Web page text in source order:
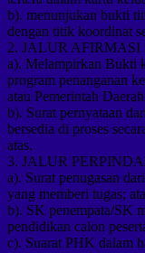
b). menunjukan bukti
dengan titik koordinat
2. JALUR AFIRMASI
a). Melampirkan Bukti
program penanganan
atau Pemerintah
b). Surat pernyataan
bersedia di proses
atas.
3. JALUR
a). Surat penugasan
yang memberi tugas;
b). SK penempata/SK
pendidikan calon
c). Suarat PHK dalam